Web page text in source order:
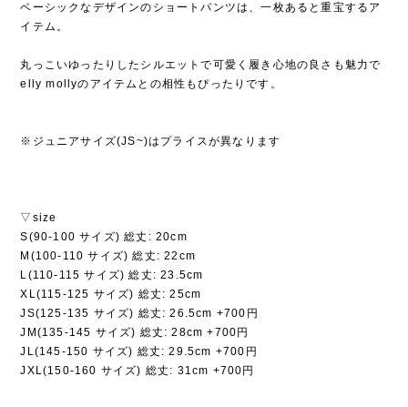
ベーシックなデザインのショートパンツは、一枚あると重宝するア
イテム。
丸っこいゆったりしたシルエットで可愛く履き心地の良さも魅力で
elly mollyのアイテムとの相性もぴったりです。
※ジュニアサイズ(JS~)はプライスが異なります
▽size
S(90-100 サイズ) 総丈: 20cm
M(100-110 サイズ) 総丈: 22cm
L(110-115 サイズ) 総丈: 23.5cm
XL(115-125 サイズ) 総丈: 25cm
JS(125-135 サイズ) 総丈: 26.5cm +700円
JM(135-145 サイズ) 総丈: 28cm +700円
JL(145-150 サイズ) 総丈: 29.5cm +700円
JXL(150-160 サイズ) 総丈: 31cm +700円